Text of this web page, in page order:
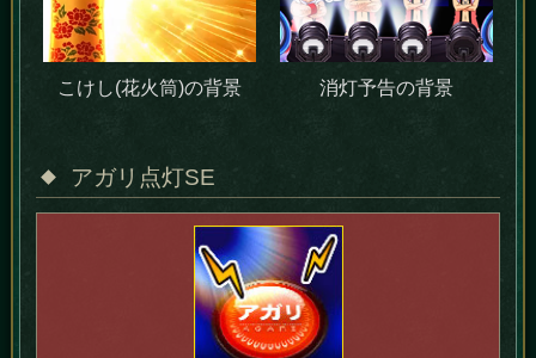
こけし(花火筒)の背景 消灯予告の背景
アガリ点灯SE